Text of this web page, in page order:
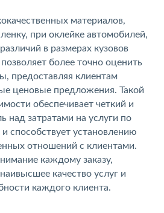
материалов,
при оклейке автомобилей,
в размерах кузовов
более точно оценить
предоставляя клиентам
ценовые предложения. Такой
обеспечивает четкий и
над затратами на услуги по
способствует установлению
отношений с клиентами.
каждому заказу,
качество услуг и
каждого клиента.